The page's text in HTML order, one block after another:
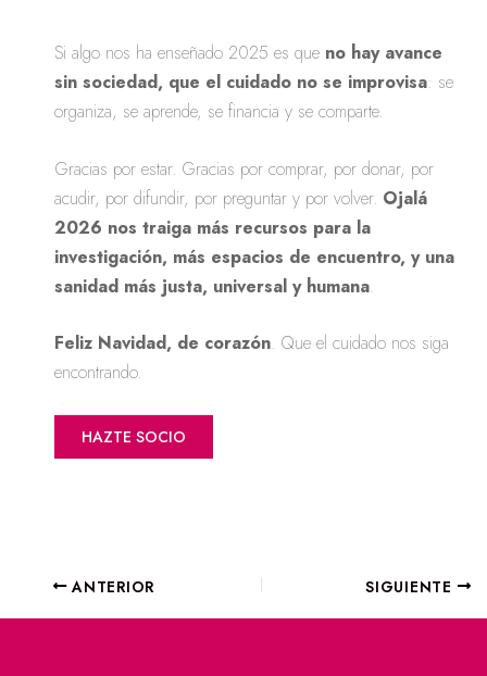
Si algo nos ha enseñado 2025 es que no hay avance
sin sociedad, que el cuidado no se improvisa: se
organiza, se aprende, se financia y se comparte.
Gracias por estar. Gracias por comprar, por donar, por
acudir, por difundir, por preguntar y por volver. Ojalá
2026 nos traiga más recursos para la
investigación, más espacios de encuentro, y una
sanidad más justa, universal y humana.
Feliz Navidad, de corazón. Que el cuidado nos siga
encontrando.
HAZTE SOCIO
ANTERIOR SIGUIENTE